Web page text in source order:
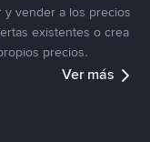
y vender a los precios
existentes o crea
precios.
Ver más